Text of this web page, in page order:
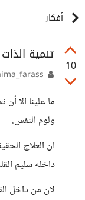
أفكار
10
تنمية
ما علينا الا
ولوم النفس.
ان العلاج
داخله سليم
لان من داخل